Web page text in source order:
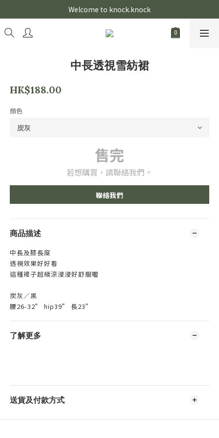
Welcome to knock.knock
中長透視雪紡裙
HK$188.00
顏色
售完
若想購買，請聯絡我們。
聯絡我們
商品描述
中長及膝長度
透視效果好好看
這種裙子超級涼浸浸好舒服喔
炭灰／黑
腰26-32” hip39” 長23”
了解更多
送貨及付款方式